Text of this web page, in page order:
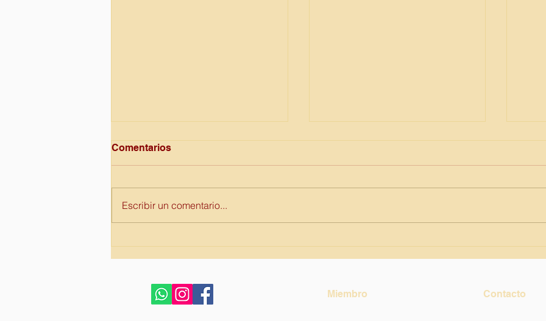
Comentarios
Escribir un comentario...
Miembro Contacto